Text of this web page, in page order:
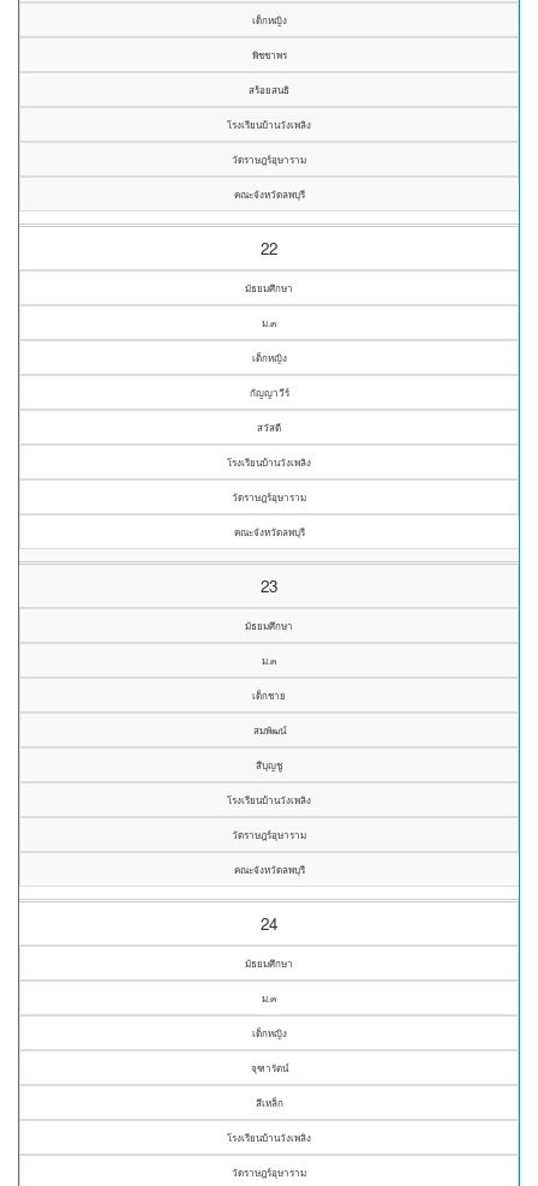
เด็กหญิง
พิชชาพร
สร้อยสนธิ
โรงเรียนบ้านวังเพลิง
วัดราษฎร์อุษาราม
คณะจังหวัดลพบุรี
22
มัธยมศึกษา
ม.๓
เด็กหญิง
กัญญาวีร์
สวัสดี
โรงเรียนบ้านวังเพลิง
วัดราษฎร์อุษาราม
คณะจังหวัดลพบุรี
23
มัธยมศึกษา
ม.๓
เด็กชาย
สมพัฒน์
สีบุญชู
โรงเรียนบ้านวังเพลิง
วัดราษฎร์อุษาราม
คณะจังหวัดลพบุรี
24
มัธยมศึกษา
ม.๓
เด็กหญิง
จุฑารัตน์
สีเหล็ก
โรงเรียนบ้านวังเพลิง
วัดราษฎร์อุษาราม